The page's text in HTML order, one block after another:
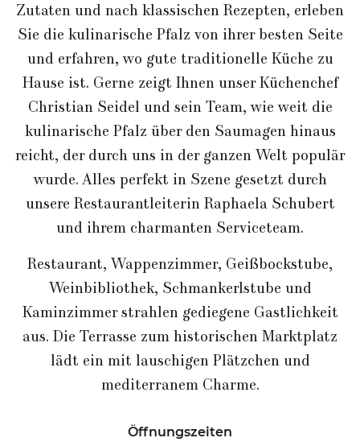
Zutaten und nach klassischen Rezepten, erleben
Sie die kulinarische Pfalz von ihrer besten Seite
und erfahren, wo gute traditionelle Küche zu
Hause ist. Gerne zeigt Ihnen unser Küchenchef
Christian Seidel und sein Team, wie weit die
kulinarische Pfalz über den Saumagen hinaus
reicht, der durch uns in der ganzen Welt populär
wurde. Alles perfekt in Szene gesetzt durch
unsere Restaurantleiterin Raphaela Schubert
und ihrem charmanten Serviceteam.
Restaurant, Wappenzimmer, Geißbockstube,
Weinbibliothek, Schmankerlstube und
Kaminzimmer strahlen gediegene Gastlichkeit
aus. Die Terrasse zum historischen Marktplatz
lädt ein mit lauschigen Plätzchen und
mediterranem Charme.
Öffnungszeiten